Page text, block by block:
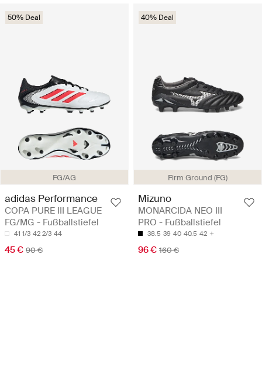
FG/AG
50% Deal
adidas Performance
COPA PURE III LEAGUE
FG/MG - Fußballstiefel
41 1/3 42 2/3 44
45 € 90 €
Firm Ground (FG)
40% Deal
Mizuno
MONARCIDA NEO III
PRO - Fußballstiefel
38.5 39 40 40.5 42
96 € 160 €